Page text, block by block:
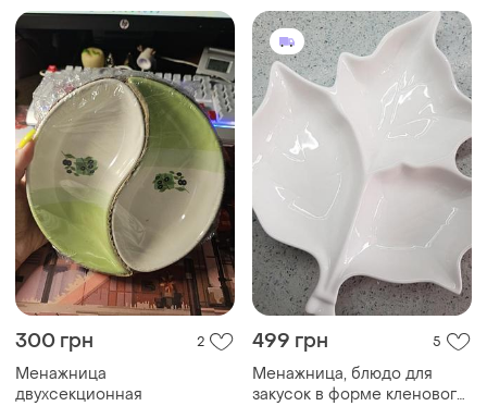
300 грн 2
Менажница
двухсекционная
499 грн 5
Менажница, блюдо для
закусок в форме кленового